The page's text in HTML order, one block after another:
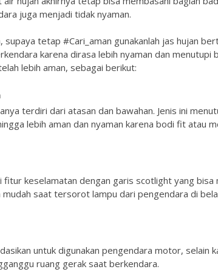
juga menjadi tidak nyaman.
tetap #Cari_aman gunakanlah jas hujan
karena dirasa lebih nyaman dan menutupi
lebih aman, sebagai berikut:
terdiri dari atasan dan bawahan. Jenis ini
lebih aman dan nyaman karena bodi fit atau
fitur keselamatan dengan garis scotlight yang bisa
mudah saat tersorot lampu dari pengendara di
untuk digunakan pengendara motor, selain
ruang gerak saat berkendara.